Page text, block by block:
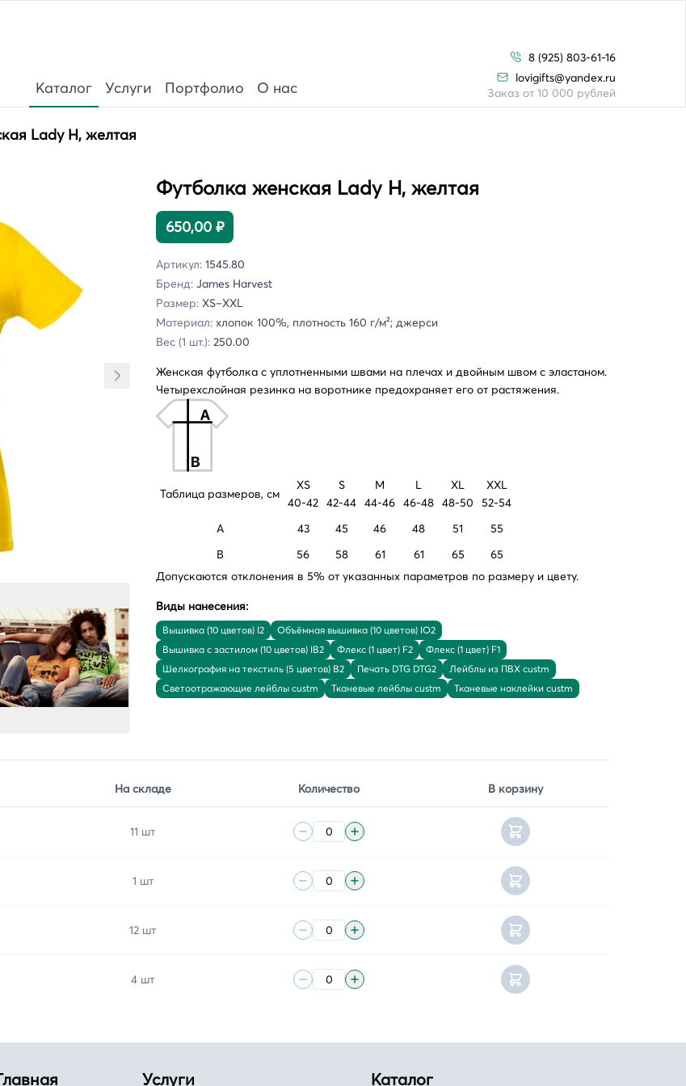
Каталог Услуги Портфолио О нас
8 (925) 803-61-16
lovigifts@yandex.ru
Заказ от 10 000 рублей
Lady H, желтая
Футболка женская Lady H, желтая
650,00 ₽
Артикул: 1545.80
Бренд: James Harvest
Размер: XS–XXL
Материал: хлопок 100%, плотность 160 г/м²; джерси
Вес (1 шт.): 250.00
Женская футболка с уплотненными швами на плечах и двойным швом с эластаном.
Четырехслойная резинка на воротнике предохраняет его от растяжения.
Таблица размеров, см
XS
40-42
S
42-44
M
44-46
L
46-48
XL
48-50
XXL
52-54
A
43 45 46 48 51
55
B
56 58 61 61 65
65
Допускаются отклонения в 5% от указанных параметров по размеру и цвету.
Виды нанесения:
Вышивка (10 цветов) I2
Объёмная вышивка (10 цветов) IO2
Вышивка с застилом (10 цветов) IB2
Флекс (1 цвет) F2
Флекс (1 цвет) F1
Шелкография на текстиль (5 цветов) B2
Печать DTG DTG2
Лейблы из ПВХ custm
Светоотражающие лейблы custm
Тканевые лейблы custm Тканевые наклейки custm
На складе Количество В корзину
11 шт
1 шт
12 шт
4 шт
Услуги Каталог